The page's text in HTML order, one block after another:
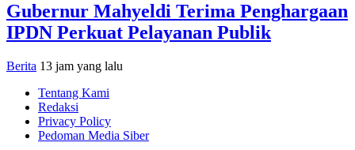
Gubernur Mahyeldi Terima Penghargaan
IPDN Perkuat Pelayanan Publik
Berita 13 jam yang lalu
Tentang Kami
Redaksi
Privacy Policy
Pedoman Media Siber